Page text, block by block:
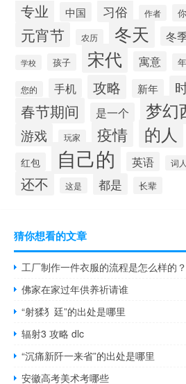
专业 中国 习俗 作者
元宵节 农历 冬天 冬
学校 孩子 宋代 寓意
您的 手机 攻略 新年
春节期间 是一个 梦幻
游戏 玩家 疫情 的人
红包 自己的 英语 词人
还不 这是 都是 长辈
猜你想看的文章
工厂制作一件衣服的流程是怎么样的
佛家在家过年供养祈请谁
“射猱犭廷”的出处是哪里
辐射3 攻略 dlc
“沉痛新阡一来省”的出处是哪里
安徽高考美术考哪些